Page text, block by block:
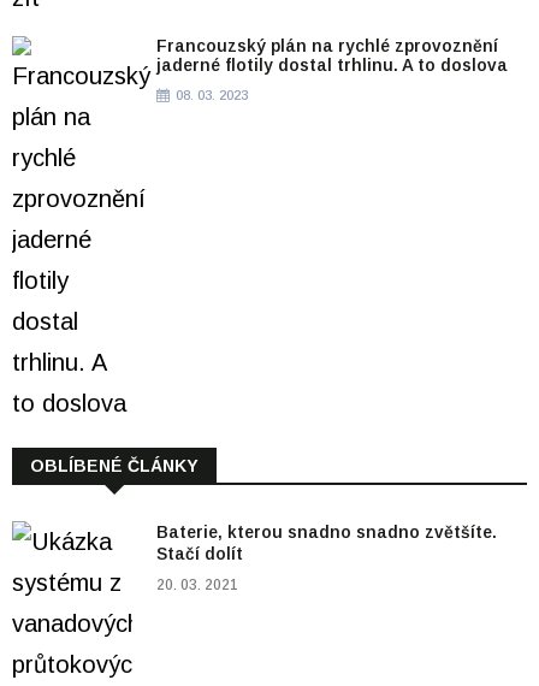
Francouzský plán na rychlé zprovoznění
jaderné flotily dostal trhlinu. A to doslova
08. 03. 2023
OBLÍBENÉ ČLÁNKY
Baterie, kterou snadno snadno zvětšíte.
Stačí dolít
20. 03. 2021